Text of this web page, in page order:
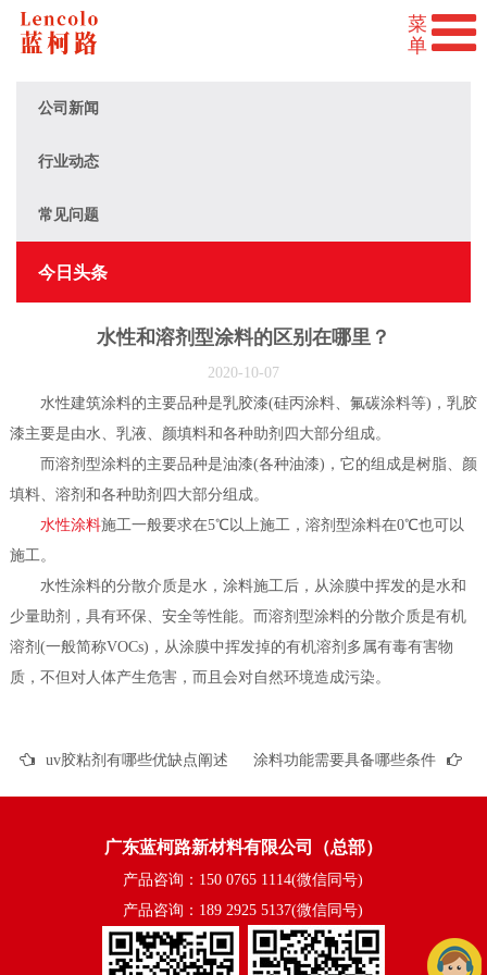
公司新闻
行业动态
常见问题
今日头条
水性和溶剂型涂料的区别在哪里？
2020-10-07
水性建筑涂料的主要品种是乳胶漆(硅丙涂料、氟碳涂料等)，乳胶
漆主要是由水、乳液、颜填料和各种助剂四大部分组成。
而溶剂型涂料的主要品种是油漆(各种油漆)，它的组成是树脂、颜
填料、溶剂和各种助剂四大部分组成。
水性涂料施工一般要求在5℃以上施工，溶剂型涂料在0℃也可以
施工。
水性涂料的分散介质是水，涂料施工后，从涂膜中挥发的是水和
少量助剂，具有环保、安全等性能。而溶剂型涂料的分散介质是有机
溶剂(一般简称VOCs)，从涂膜中挥发掉的有机溶剂多属有毒有害物
质，不但对人体产生危害，而且会对自然环境造成污染。
uv胶粘剂有哪些优缺点阐述 涂料功能需要具备哪些条件
广东蓝柯路新材料有限公司（总部）
产品咨询：150 0765 1114(微信同号)
产品咨询：189 2925 5137(微信同号)